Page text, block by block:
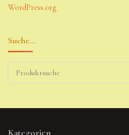
WordPress.org
Suche…
Kategorien